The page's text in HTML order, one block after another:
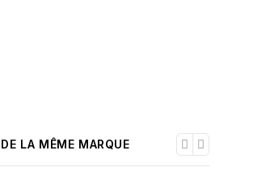
LA MÊME MARQUE